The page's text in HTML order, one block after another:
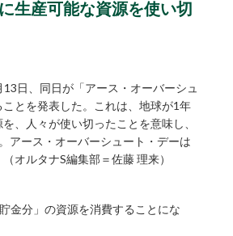
生産可能な資源を使い切
日、同日が「アース・オーバーシュ
とを発表した。これは、地球が1年
、人々が使い切ったことを意味し、
アース・オーバーシュート・デーは
オルタナS編集部＝佐藤 理来）